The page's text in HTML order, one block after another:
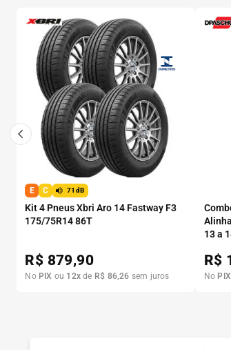
E C 71dB
Kit 4 Pneus Xbri Aro 14 Fastway F3
175/75R14 86T
R$ 879,90
No PIX ou 12x de R$ 86,26 sem juros
13 a
R$
No PIX